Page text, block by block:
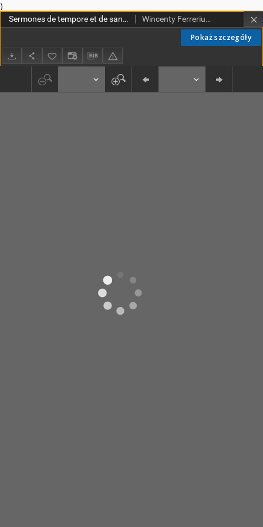
)
Pokaż szczegóły
Sermones de tempore et de sanctis. [P. 2] Wincenty Ferreriusz (św. ; ca 1350-1419)